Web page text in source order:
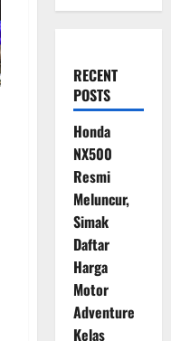
RECENT
POSTS
Honda
NX500
Resmi
Meluncur,
Simak
Daftar
Harga
Motor
Adventure
Kelas